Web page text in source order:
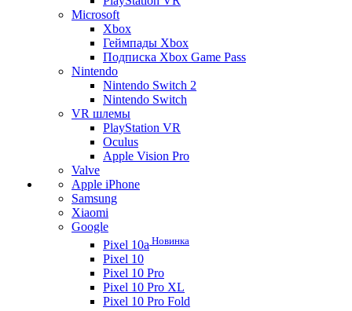
Microsoft
Xbox
Геймпады Xbox
Подписка Xbox Game Pass
Nintendo
Nintendo Switch 2
Nintendo Switch
VR шлемы
PlayStation VR
Oculus
Apple Vision Pro
Valve
Apple iPhone
Samsung
Xiaomi
Google
Pixel 10a Новинка
Pixel 10
Pixel 10 Pro
Pixel 10 Pro XL
Pixel 10 Pro Fold